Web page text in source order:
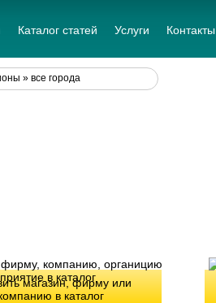
Каталог статей Услуги Контакты
» все города
магазин, фирму или
в каталог